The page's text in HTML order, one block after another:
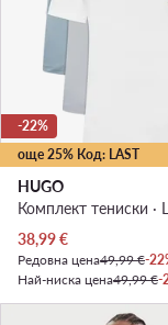
още 25% Код: LAST
-22%
HUGO
Комплект тениски ·
Актуална цена
38,99€
Редовна цена49,99 €-
Най-ниска цена49,99 €-